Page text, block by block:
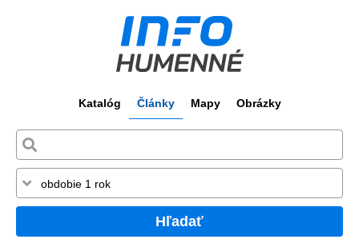
Katalóg Články Mapy Obrázky
Hľadať